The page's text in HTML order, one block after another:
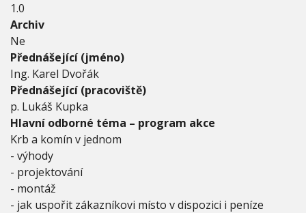
1.0
Archiv
Ne
Přednášející (jméno)
Ing. Karel Dvořák
Přednášející (pracoviště)
p. Lukáš Kupka
Hlavní odborné téma – program akce
Krb a komín v jednom
- výhody
- projektování
- montáž
- jak uspořit zákazníkovi místo v dispozici i peníze